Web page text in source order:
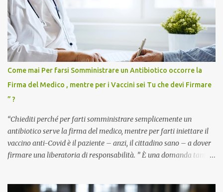
Come mai Per farsi Somministrare un Antibiotico occorre la
Firma del Medico , mentre per i Vaccini sei Tu che devi Firmare
” ?
“Chiediti perché per farti somministrare semplicemente un
antibiotico serve la firma del medico, mentre per farti iniettare il
vaccino anti-Covid è il paziente – anzi, il cittadino sano – a dover
firmare una liberatoria di responsabilità. ” È una domanda tanto